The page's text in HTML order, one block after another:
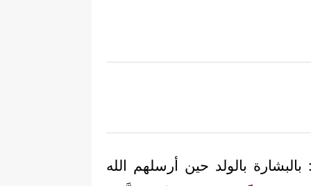
بالولد حين أرسلهم الله